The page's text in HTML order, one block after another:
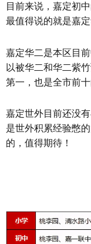
目前来说，嘉定初
最值得说的就是嘉定
嘉定华二是本区目
以被华二和华二紫
第一，也是全市前十
嘉定世外目前还没
是世外积累经验憋
的，值得期待！